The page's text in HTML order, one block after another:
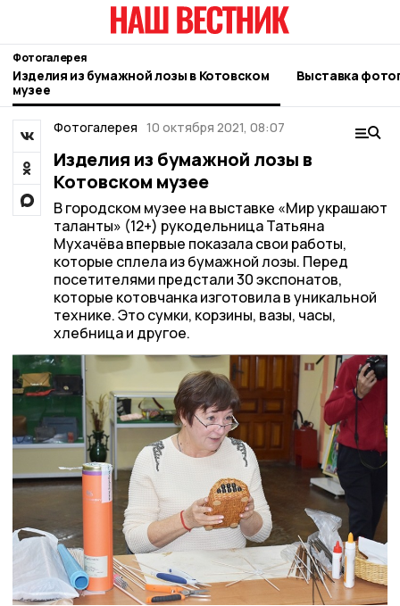
Фотогалерея
Изделия из бумажной лозы в Котовском
музее
Выставка
Фотогалерея 10 октября 2021, 08:07
Изделия из бумажной лозы в
Котовском музее
В городском музее на выставке «Мир украшают
таланты» (12+) рукодельница Татьяна
Мухачёва впервые показала свои работы,
которые сплела из бумажной лозы. Перед
посетителями предстали 30 экспонатов,
которые котовчанка изготовила в уникальной
технике. Это сумки, корзины, вазы, часы,
хлебница и другое.